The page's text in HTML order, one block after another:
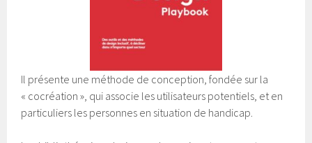
Il présente une méthode de conception, fondée sur la
« cocréation », qui associe les utilisateurs potentiels, et en
particuliers les personnes en situation de handicap.